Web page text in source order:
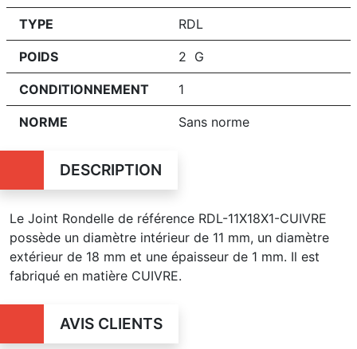
TYPE RDL
POIDS 2 G
CONDITIONNEMENT 1
NORME Sans norme
DESCRIPTION
Le Joint Rondelle de référence RDL-11X18X1-CUIVRE
possède un diamètre intérieur de 11 mm, un diamètre
extérieur de 18 mm et une épaisseur de 1 mm. Il est
fabriqué en matière CUIVRE.
AVIS CLIENTS